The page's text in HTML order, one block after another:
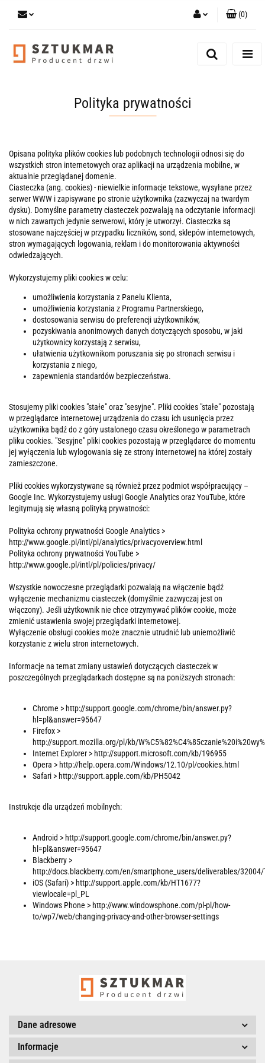
Zgody cookies
(0)
Polityka prywatności
Opisana polityka plików cookies lub podobnych technologii odnosi się do
wszystkich stron internetowych oraz aplikacji na urządzenia mobilne, w
aktualnie przeglądanej domenie.
Ciasteczka (ang. cookies) - niewielkie informacje tekstowe, wysyłane przez
serwer WWW i zapisywane po stronie użytkownika (zazwyczaj na twardym
dysku). Domyślne parametry ciasteczek pozwalają na odczytanie informacji
w nich zawartych jedynie serwerowi, który je utworzył. Ciasteczka są
stosowane najczęściej w przypadku liczników, sond, sklepów internetowych,
stron wymagających logowania, reklam i do monitorowania aktywności
odwiedzających.
Wykorzystujemy pliki cookies w celu:
umożliwienia korzystania z Panelu Klienta,
umożliwienia korzystania z Programu Partnerskiego,
dostosowania serwisu do preferencji użytkowników,
pozyskiwania anonimowych danych dotyczących sposobu, w jaki
użytkownicy korzystają z serwisu,
ułatwienia użytkownikom poruszania się po stronach serwisu i
korzystania z niego,
zapewnienia standardów bezpieczeństwa.
Stosujemy pliki cookies "stałe" oraz "sesyjne". Pliki cookies "stałe" pozostają
w przeglądarce internetowej urządzenia do czasu ich usunięcia przez
użytkownika bądź do z góry ustalonego czasu określonego w parametrach
pliku cookies. "Sesyjne" pliki cookies pozostają w przeglądarce do momentu
jej wyłączenia lub wylogowania się ze strony internetowej na której zostały
zamieszczone.
Pliki cookies wykorzystywane są również przez podmiot współpracujący –
Google Inc. Wykorzystujemy usługi Google Analytics oraz YouTube, które
legitymują się własną polityką prywatności:
Polityka ochrony prywatności Google Analytics >
http://www.google.pl/intl/pl/analytics/privacyoverview.html
Polityka ochrony prywatności YouTube >
http://www.google.pl/intl/pl/policies/privacy/
Wszystkie nowoczesne przeglądarki pozwalają na włączenie bądź
wyłączenie mechanizmu ciasteczek (domyślnie zazwyczaj jest on
włączony). Jeśli użytkownik nie chce otrzymywać plików cookie, może
zmienić ustawienia swojej przeglądarki internetowej.
Wyłączenie obsługi cookies może znacznie utrudnić lub uniemożliwić
korzystanie z wielu stron internetowych.
Informacje na temat zmiany ustawień dotyczących ciasteczek w
poszczególnych przeglądarkach dostępne są na poniższych stronach:
Chrome > http://support.google.com/chrome/bin/answer.py?
hl=pl&answer=95647
Firefox >
http://support.mozilla.org/pl/kb/
Internet Explorer > http://support.microsoft.com/kb/196955
Opera > http://help.opera.com/Windows/12.10/pl/cookies.html
Safari > http://support.apple.com/kb/PH5042
Instrukcje dla urządzeń mobilnych:
Android > http://support.google.com/chrome/bin/answer.py?
hl=pl&answer=95647
Blackberry >
http://docs.blackberry.com/en/smartphone_users/deliverables/
iOS (Safari) > http://support.apple.com/kb/HT1677?
viewlocale=pl_PL
Windows Phone > http://www.windowsphone.com/pl-pl/how-
to/wp7/web/changing-privacy-and-other-browser-settings
Dane adresowe
Informacje